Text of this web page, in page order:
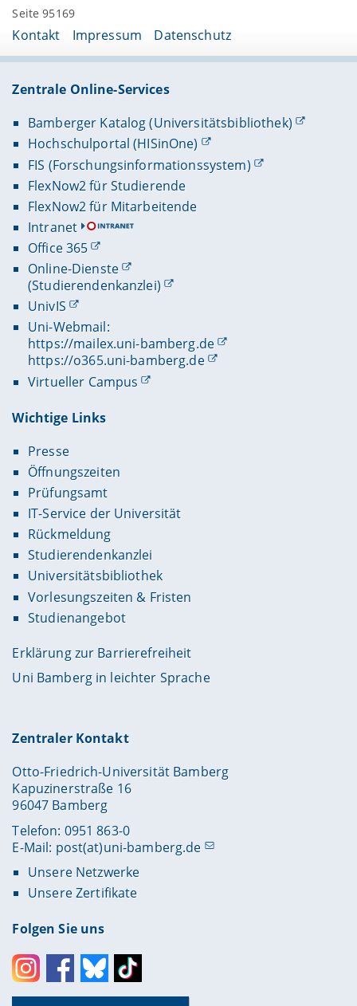
Seite 95169
Kontakt Impressum Datenschutz
Zentrale Online-Services
Bamberger Katalog (Universitätsbibliothek)
Hochschulportal (HISinOne)
FIS (Forschungsinformationssystem)
FlexNow2 für Studierende
FlexNow2 für Mitarbeitende
Intranet
Office 365
Online-Dienste
(Studierendenkanzlei)
UnivIS
Uni-Webmail:
https://mailex.uni-bamberg.de
https://o365.uni-bamberg.de
Virtueller Campus
Wichtige Links
Presse
Öffnungszeiten
Prüfungsamt
IT-Service der Universität
Rückmeldung
Studierendenkanzlei
Universitätsbibliothek
Vorlesungszeiten & Fristen
Studienangebot
Erklärung zur Barrierefreiheit
Uni Bamberg in leichter Sprache
Zentraler Kontakt
Otto-Friedrich-Universität Bamberg
Kapuzinerstraße 16
96047 Bamberg
Telefon: 0951 863-0
E-Mail: post(at)uni-bamberg.de
Unsere Netzwerke
Unsere Zertifikate
Folgen Sie uns
InstagramFacebookBlueskyToktok